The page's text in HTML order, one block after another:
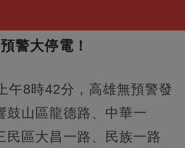
警大停電！
午8時42分，高雄無預警發
鼓山區龍德路、中華一
民區大昌一路、民族一路